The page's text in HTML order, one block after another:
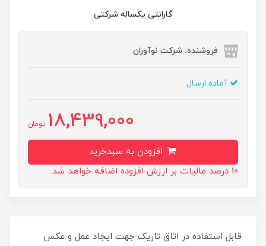
گارانتی یکساله شرکتی
فروشنده: شرکت نوآوران
آماده ارسال
18,439,000 تومان
10 درصد مالیات بر ارزش افزوده اضافه خواهد شد.
قابل استفاده در اتاق تاریک جهت ایجاد عمل و عکس